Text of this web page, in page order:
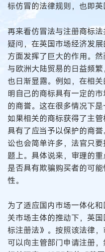
标仿冒的法律规则，也即英
再来看仿冒法与注册商标
疑问，在英国市场经济发
方面发挥了巨大的作用。
与欧洲大陆贸易的日益频
也日渐显露。例如，在相
明自己的商标具有一定的
的商誉。这在很多情况下
如果相关的商标获得了主
具有了应当予以保护的商
讼也会简单许多，法官只
题上。具体说来，审理的重
是否具有欺骗购买者的可
性。
为了适应国内市场一体化
关市场主体的推动下，英
标注册法》。按照该法律，
可以向主管部门申请注册